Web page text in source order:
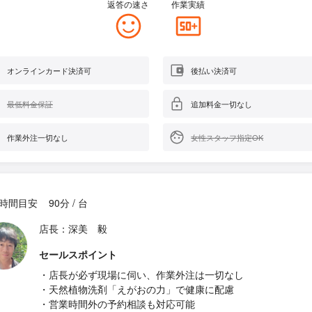
返答の速さ 作業実績
オンラインカード決済可 後払い決済可
最低料金保証 追加料金一切なし
作業外注一切なし 女性スタッフ指定OK
間目安
90分 / 台
店長：深美 毅
セールスポイント
・店長が必ず現場に伺い、作業外注は一切なし
・天然植物洗剤「えがおの力」で健康に配慮
・営業時間外の予約相談も対応可能